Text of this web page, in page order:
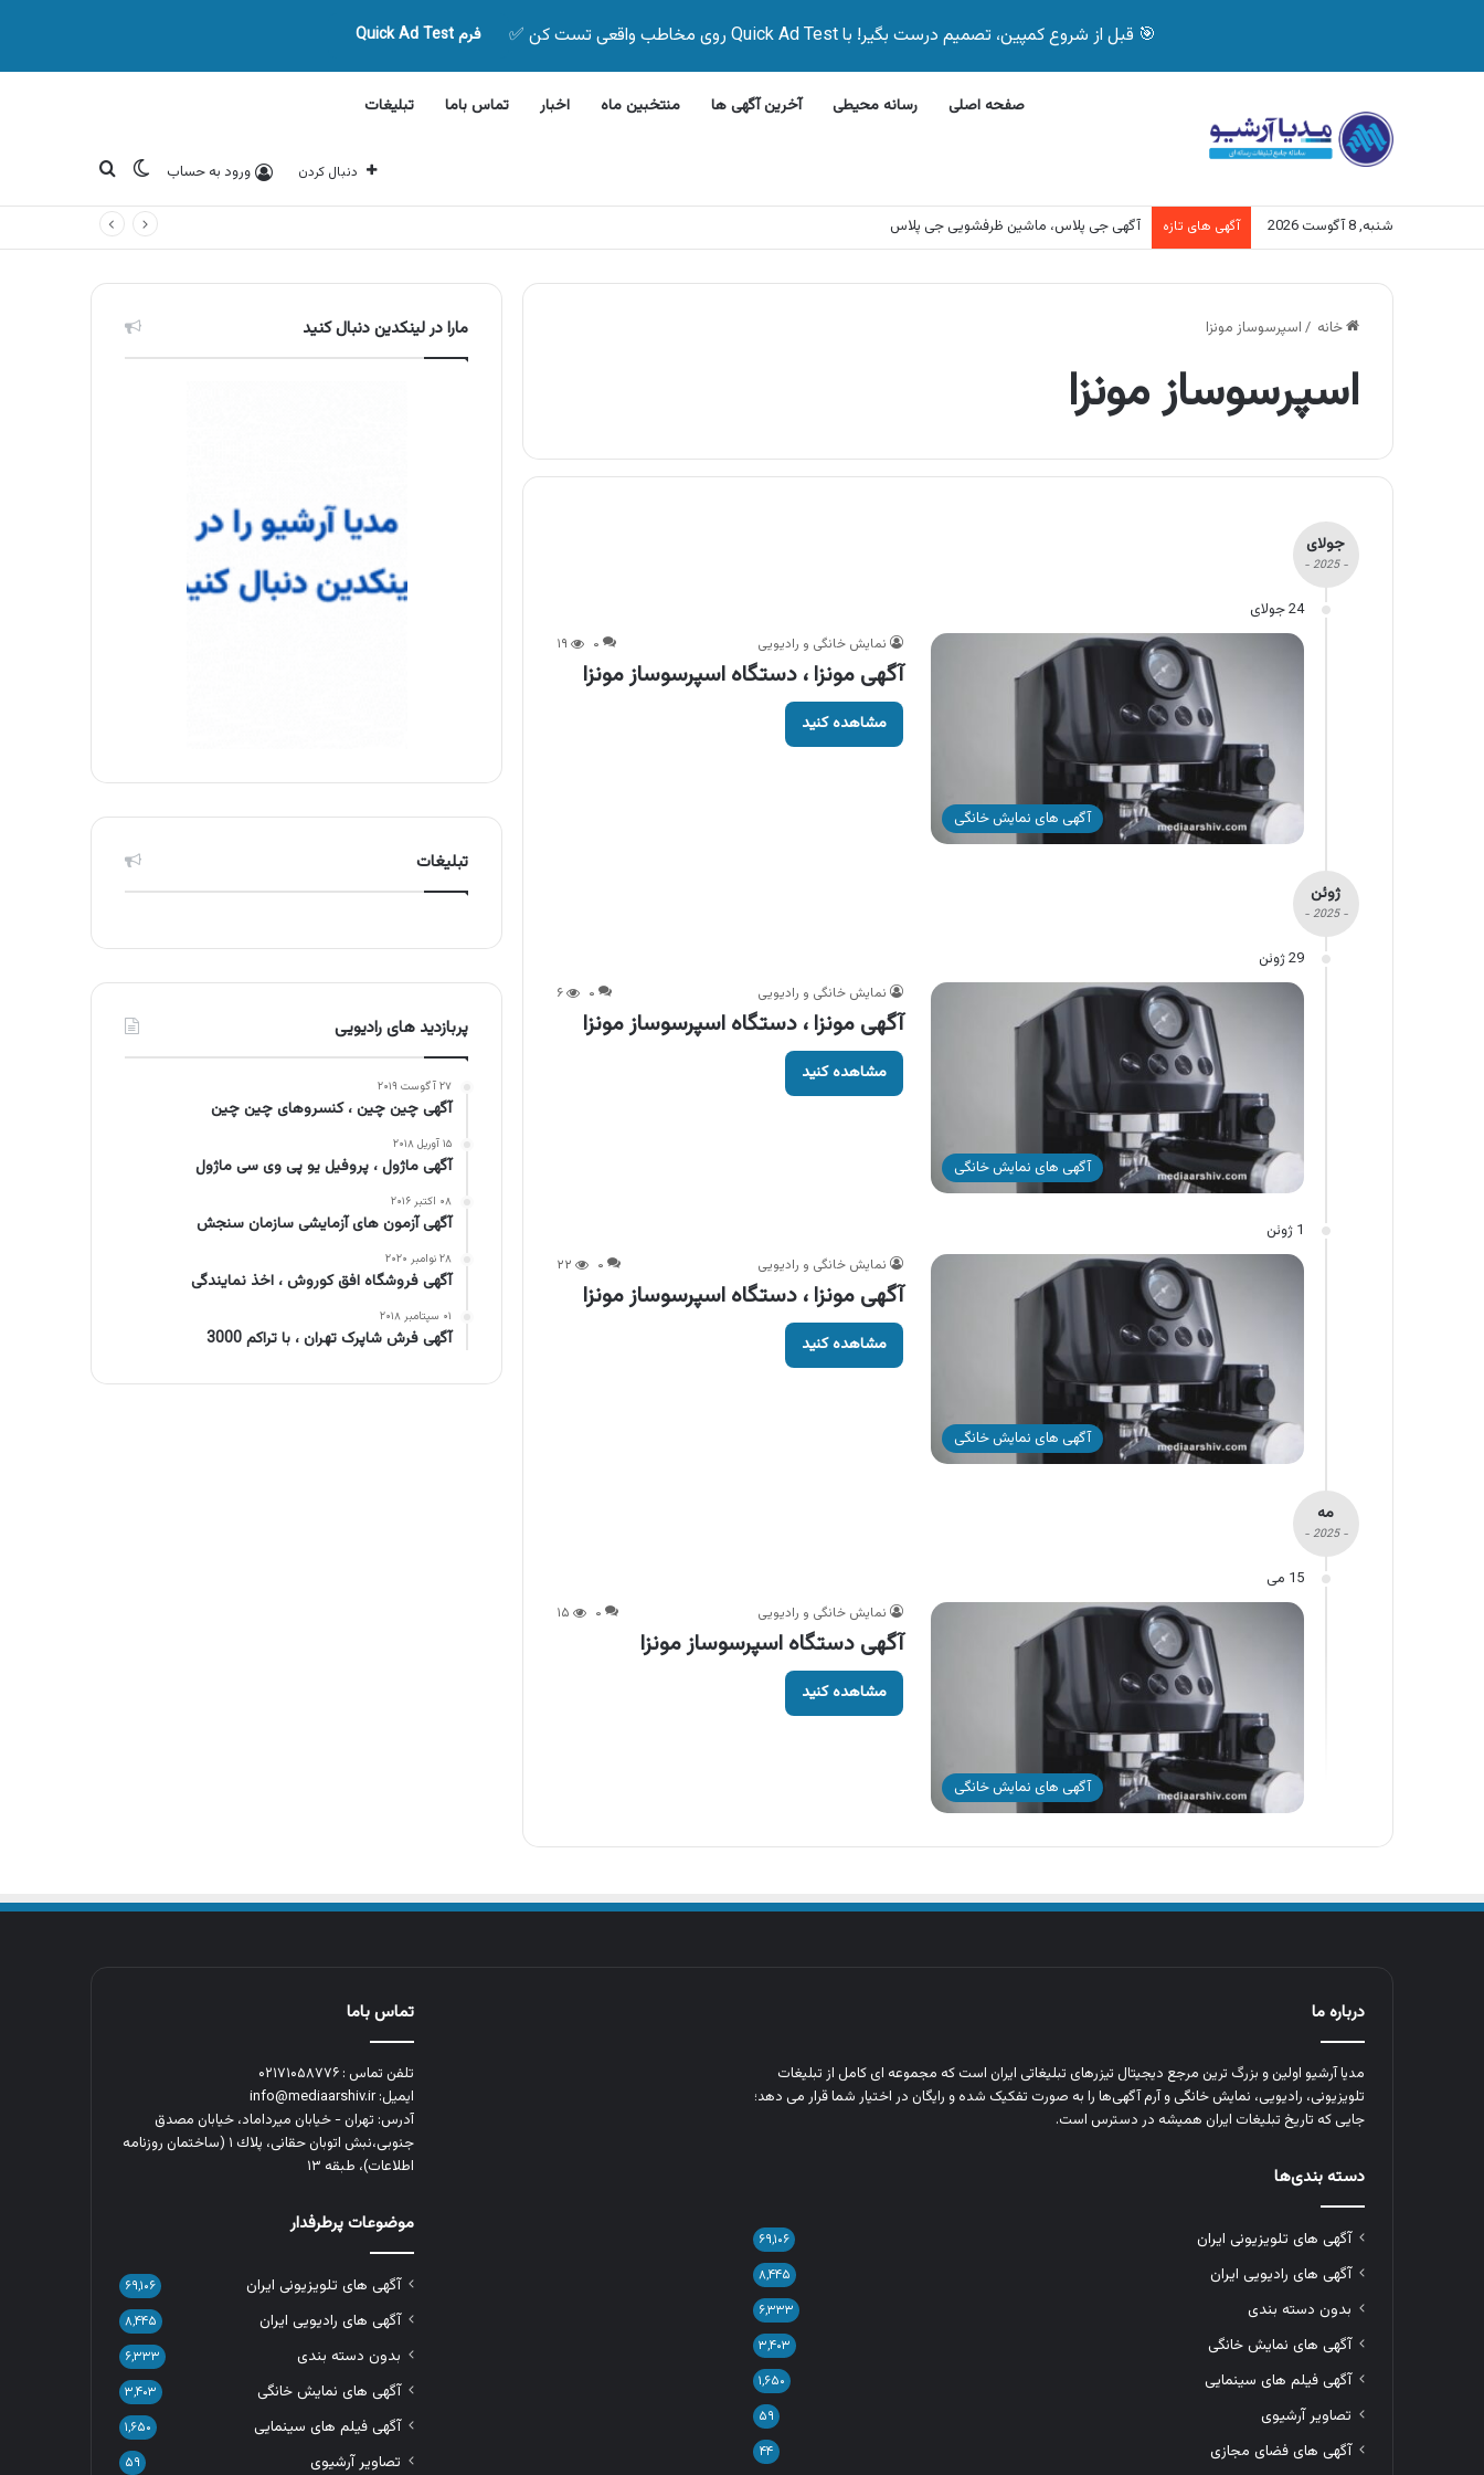
🎯 قبل از شروع کمپین، تصمیم درست بگیر! با Quick Ad Test روی مخاطب واقعی تست کن ✅ فرم Quick Ad Test
صفحه اصلی رسانه محیطی آخرین آگهی ها منتخبین ماه اخبار تماس باما تبلیغات
دنبال کردن ورود به حساب تغییر پوسته
جستجو برای
شنبه, 8 آگوست 2026 آگهی های تازه آگهی جی پلاس، ماشین ظرفشویی جی پلاس
خانه / اسپرسوساز مونزا
اسپرسوساز مونزا
جولای
- 2025 -
24 جولای
آگهی های نمایش خانگی
نمایش خانگی و رادیویی ۰ ۱۹
آگهی مونزا ، دستگاه اسپرسوساز مونزا
مشاهده کنید
ژوئن
- 2025 -
29 ژوئن
آگهی های نمایش خانگی
نمایش خانگی و رادیویی ۰ ۶
آگهی مونزا ، دستگاه اسپرسوساز مونزا
مشاهده کنید
1 ژوئن
آگهی های نمایش خانگی
نمایش خانگی و رادیویی ۰ ۲۲
آگهی مونزا ، دستگاه اسپرسوساز مونزا
مشاهده کنید
مه
- 2025 -
15 می
آگهی های نمایش خانگی
نمایش خانگی و رادیویی ۰ ۱۵
آگهی دستگاه اسپرسوساز مونزا
مشاهده کنید
مارا در لینکدین دنبال کنید
تبلیغات
پربازدید های رادیویی
۲۷ آگوست ۲۰۱۹
آگهی چین چین ، کنسروهای چین چین
۱۵ آوریل ۲۰۱۸
آگهی ماژول ، پروفیل یو پی وی سی ماژول
۰۸ اکتبر ۲۰۱۶
آگهی آزمون های آزمایشی سازمان سنجش
۲۸ نوامبر ۲۰۲۰
آگهی فروشگاه افق کوروش ، اخذ نمایندگی
۰۱ سپتامبر ۲۰۱۸
آگهی فرش شاپرک تهران ، با تراکم 3000
درباره ما
مدیا آرشیو اولین و بزرگ‌ ترین مرجع دیجیتال تیزرهای تبلیغاتی ایران است که مجموعه‌ ای کامل از تبلیغات
تلویزیونی، رادیویی، نمایش خانگی و آرم‌ آگهی‌ها را به‌ صورت تفکیک‌ شده و رایگان در اختیار شما قرار می‌ دهد؛
جایی که تاریخ تبلیغات ایران همیشه در دسترس است.
دسته بندی‌ها
آگهی های تلویزیونی ایران ۶۹,۱۰۶
آگهی های رادیویی ایران ۸,۴۴۵
بدون دسته بندی ۶,۳۳۳
آگهی های نمایش خانگی ۳,۴۰۳
آگهی فیلم های سینمایی ۱,۶۵۰
تصاویر آرشیوی ۵۹
آگهی های فضای مجازی ۴۴
تماس باما
تلفن تماس : ۰۲۱۷۱۰۵۸۷۷۶
ایمیل: info@mediaarshiv.ir
آدرس: تهران - خیابان میرداماد، خیابان مصدق
جنوبی،نبش اتوبان حقانی، پلاك ١ (ساختمان روزنامه
اطلاعات)، طبقه ۱۳
موضوعات پرطرفدار
آگهی های تلویزیونی ایران ۶۹,۱۰۶
آگهی های رادیویی ایران ۸,۴۴۵
بدون دسته بندی ۶,۳۳۳
آگهی های نمایش خانگی ۳,۴۰۳
آگهی فیلم های سینمایی ۱,۶۵۰
تصاویر آرشیوی ۵۹